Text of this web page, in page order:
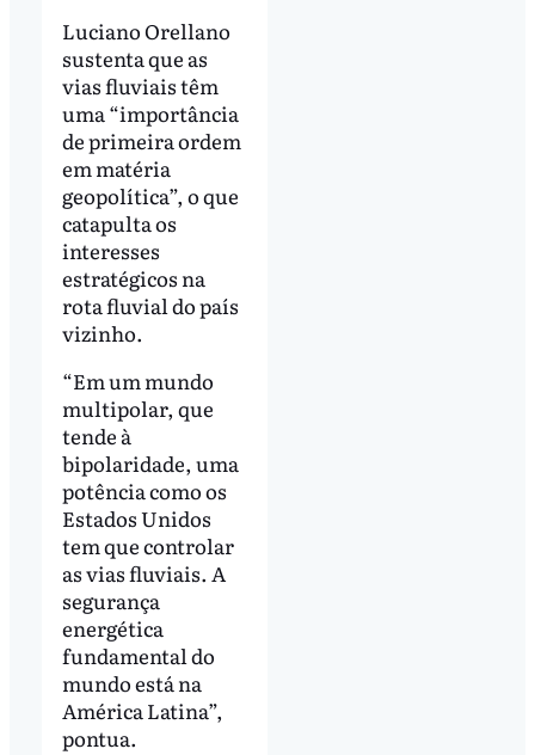
Luciano Orellano
sustenta que as
vias fluviais têm
uma “importância
de primeira ordem
em matéria
geopolítica”, o que
catapulta os
interesses
estratégicos na
rota fluvial do país
vizinho.
“Em um mundo
multipolar, que
tende à
bipolaridade, uma
potência como os
Estados Unidos
tem que controlar
as vias fluviais. A
segurança
energética
fundamental do
mundo está na
América Latina”,
pontua.